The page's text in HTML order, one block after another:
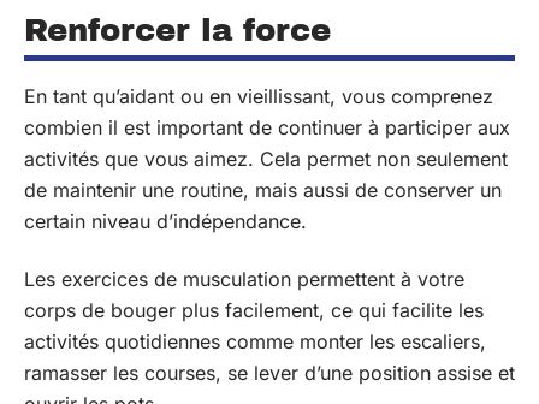
Renforcer la force
En tant qu’aidant ou en vieillissant, vous comprenez
combien il est important de continuer à participer aux
activités que vous aimez. Cela permet non seulement
de maintenir une routine, mais aussi de conserver un
certain niveau d’indépendance.
Les exercices de musculation permettent à votre
corps de bouger plus facilement, ce qui facilite les
activités quotidiennes comme monter les escaliers,
ramasser les courses, se lever d’une position assise et